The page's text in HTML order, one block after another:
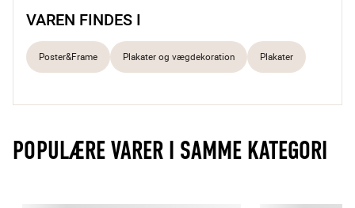
Kunstværkerne er specielt oprettet i samarbejde med en række
kendte kunstnere, som har fået inspiration fra nutidige
VAREN FINDES I
Poster&Frame Plakater og vægdekoration Plakater
POPULÆRE VARER I SAMME KATEGORI